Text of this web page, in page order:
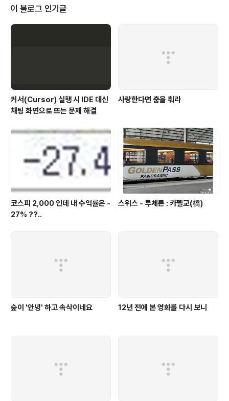
도 나가게 되면 복수 하리라..이러겠지.. 우리 것이 중요하
면 그네들 것도 중요한 법이고 그게 세상 이치다.. 우리모
두.. 멋지고 훌륭한 무언가를 봤을 때 가슴에, 마음에 새기
이 블로그 인기글
커서(Cursor) 실행 시 IDE 대신
채팅 화면으로 뜨는 문제 해결
사랑한다면 춤을 춰라
코스피 2,000 인데 내 수익률은 -
27% ??..
스위스 - 루체른 : 카펠교(橋)
숲이 '안녕' 하고 속삭이네요 12년 전에 본 영화를 다시 보니